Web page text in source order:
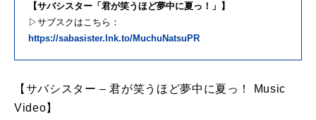
【サバシスター「君が笑うほど夢中に夏っ！」】
▷サブスクはこちら：
https://sabasister.lnk.to/MuchuNatsuPR
【サバシスター – 君が笑うほど夢中に夏っ！ Music
Video】